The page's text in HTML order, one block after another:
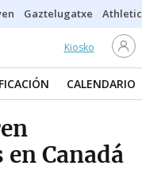
Gaztelugatxe Athletic
Kiosko
CALENDARIO
Canadá